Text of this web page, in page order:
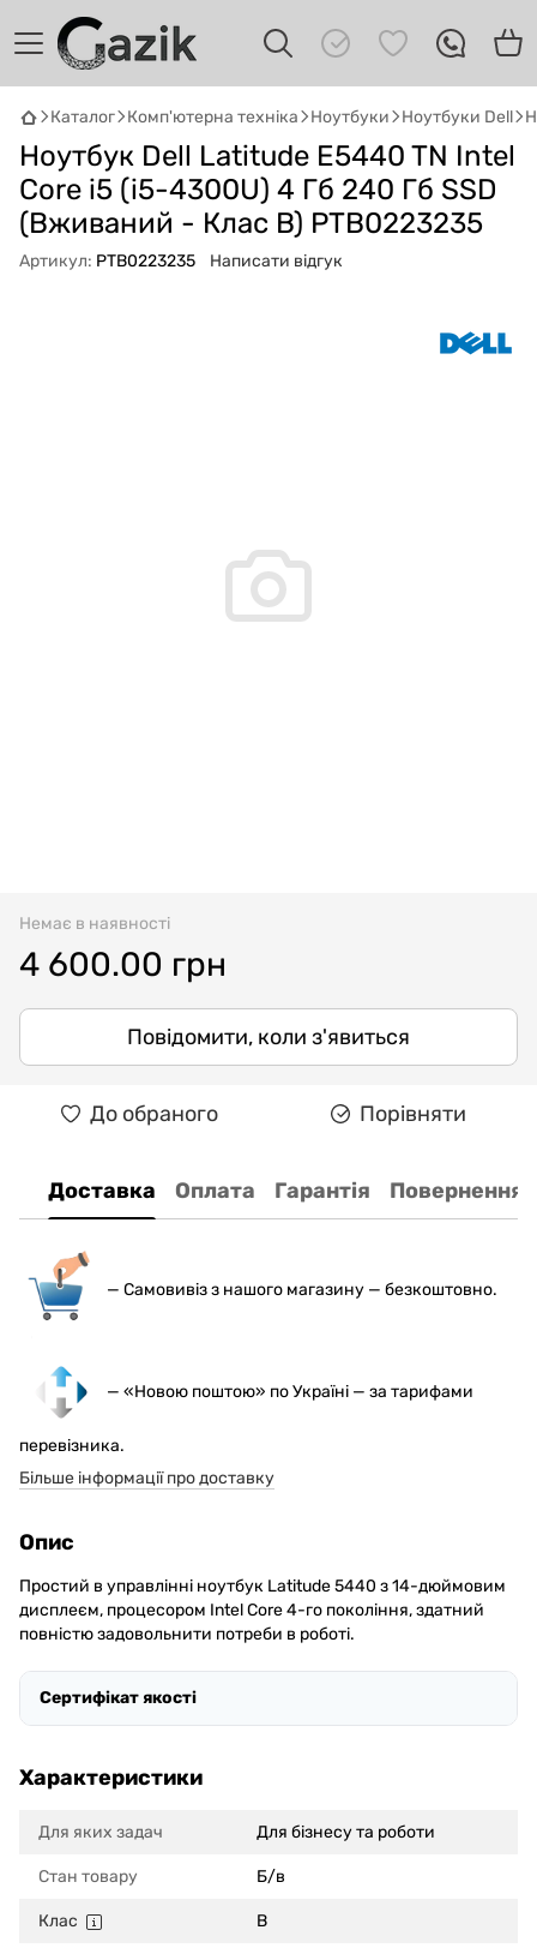
Каталог Комп'ютерна техніка Ноутбуки Ноутбуки Dell
Ноутбук Dell Latitude E5440 TN Intel
Core i5 (i5-4300U) 4 Гб 240 Гб SSD
(Вживаний - Клас B) PTB0223235
Артикул: PTB0223235 Написати відгук
Немає в наявності
4 600.00 грн
Повідомити, коли з'явиться
До обраного Порівняти
Доставка Оплата Гарантія Повернення
— Самовивіз з нашого магазину — безкоштовно.
— «Новою поштою» по Україні — за тарифами
перевізника.
Більше інформації про доставку
Опис
Простий в управлінні ноутбук Latitude 5440 з 14-дюймовим
дисплеєм, процесором Intel Core 4-го покоління, здатний
повністю задовольнити потреби в роботі.
Сертифікат якості
Характеристики
Для яких задач Для бізнесу та роботи
Стан товару Б/в
Клас B
GAZIK AI
Онлайн · пошук техніки
Привіт! 👋 Я Gazik AI — допоможу
підібрати вживану комп'ютерну техніку.